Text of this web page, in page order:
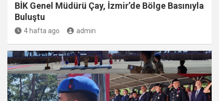
BİK Genel Müdürü Çay, İzmir’de Bölge Basınıyla
Buluştu
4 hafta ago admin